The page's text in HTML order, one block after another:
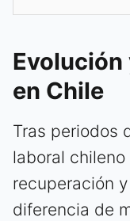
Evolución
en Chile
Tras periodos
laboral
recuperación
diferencia de